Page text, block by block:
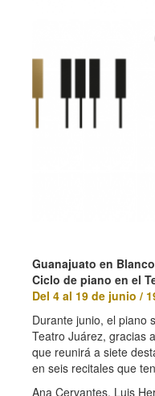
Guanajuato en
Ciclo de piano en el
Del 4 al 19 de junio /
Durante junio, el piano
Teatro Juárez, gracias
que reunirá a siete
en seis recitales que
Ana Cervantes, Luis